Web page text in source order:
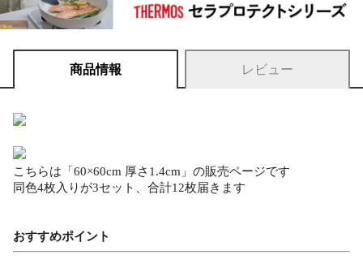
商品情報 レビュー
こちらは「60×60cm 厚さ1.4cm」の販売ページです
同色4枚入りが3セット、合計12枚届きます
おすすめポイント